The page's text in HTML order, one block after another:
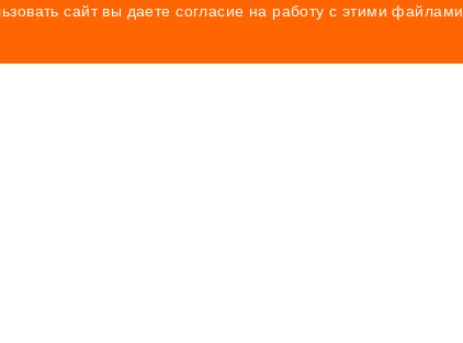
сайт вы даете согласие на работу с этими файлами.